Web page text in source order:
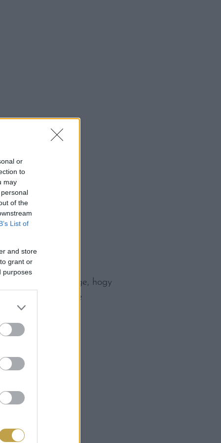
or
to
may
of the
List of
and store
grant or
purposes
a valószínűsége, hogy
A gyermekekre